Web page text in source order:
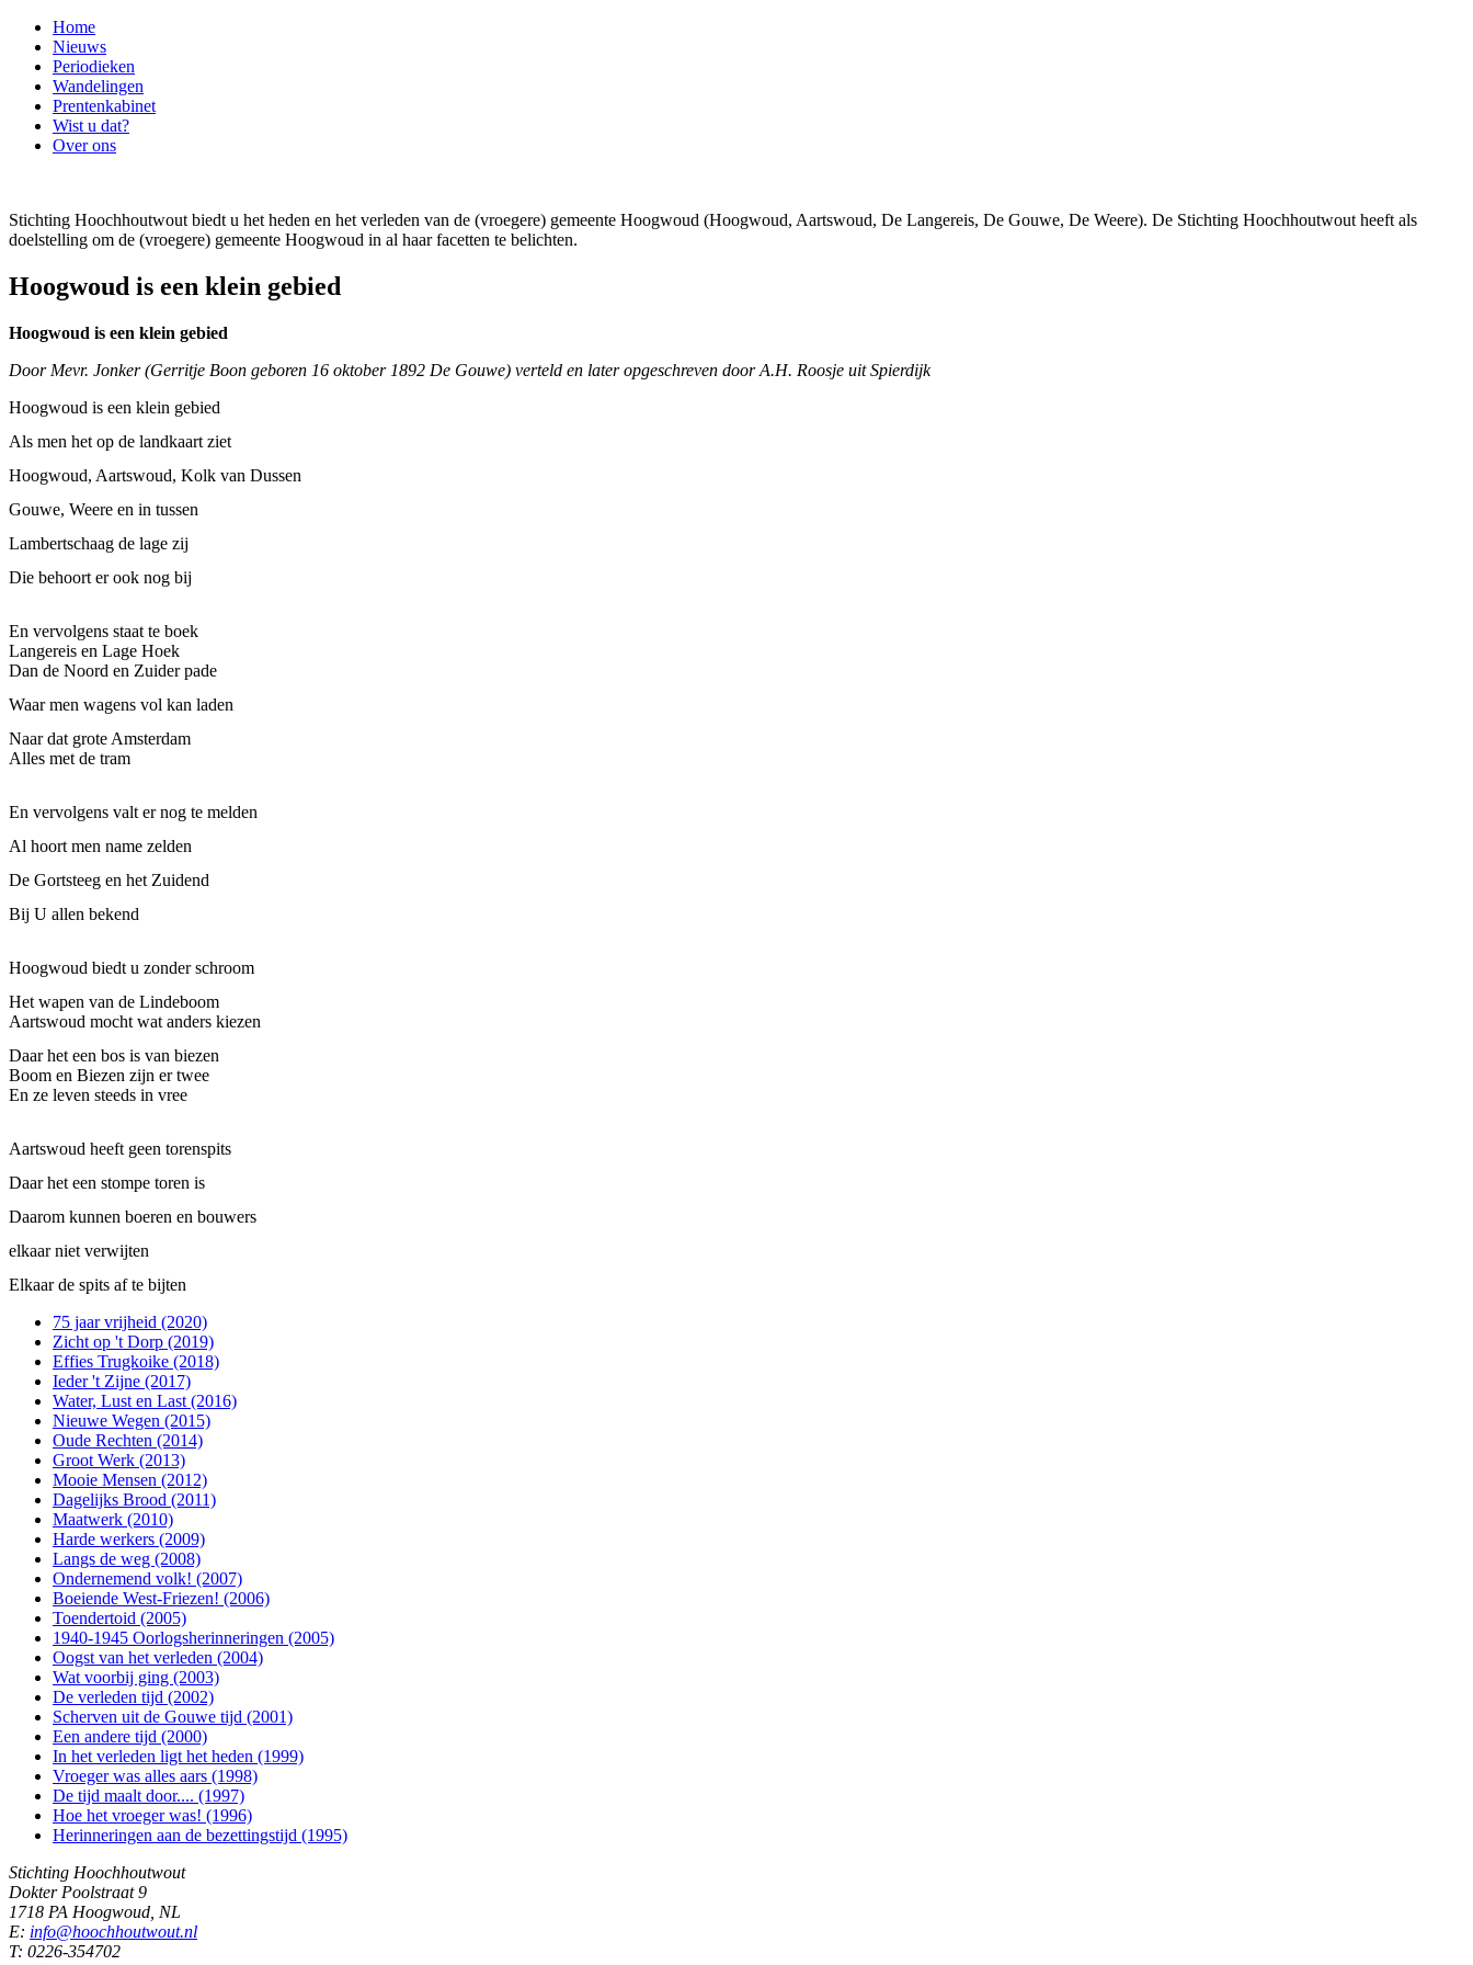
Home
Nieuws
Periodieken
Wandelingen
Prentenkabinet
Wist u dat?
Over ons
Stichting Hoochhoutwout biedt u het heden en het verleden van de (vroegere) gemeente Hoogwoud (Hoogwoud, Aartswoud, De Langereis, De Gouwe, De Weere). De Stichting Hoochhoutwout heeft als
doelstelling om de (vroegere) gemeente Hoogwoud in al haar facetten te belichten.
Hoogwoud is een klein gebied
Hoogwoud is een klein gebied
Door Mevr. Jonker (Gerritje Boon geboren 16 oktober 1892 De Gouwe) verteld en later opgeschreven door A.H. Roosje uit Spierdijk
Hoogwoud is een klein gebied
Als men het op de landkaart ziet
Hoogwoud, Aartswoud, Kolk van Dussen
Gouwe, Weere en in tussen
Lambertschaag de lage zij
Die behoort er ook nog bij
En vervolgens staat te boek
Langereis en Lage Hoek
Dan de Noord en Zuider pade
Waar men wagens vol kan laden
Naar dat grote Amsterdam
Alles met de tram
En vervolgens valt er nog te melden
Al hoort men name zelden
De Gortsteeg en het Zuidend
Bij U allen bekend
Hoogwoud biedt u zonder schroom
Het wapen van de Lindeboom
Aartswoud mocht wat anders kiezen
Daar het een bos is van biezen
Boom en Biezen zijn er twee
En ze leven steeds in vree
Aartswoud heeft geen torenspits
Daar het een stompe toren is
Daarom kunnen boeren en bouwers
elkaar niet verwijten
Elkaar de spits af te bijten
75 jaar vrijheid (2020)
Zicht op 't Dorp (2019)
Effies Trugkoike (2018)
Ieder 't Zijne (2017)
Water, Lust en Last (2016)
Nieuwe Wegen (2015)
Oude Rechten (2014)
Groot Werk (2013)
Mooie Mensen (2012)
Dagelijks Brood (2011)
Maatwerk (2010)
Harde werkers (2009)
Langs de weg (2008)
Ondernemend volk! (2007)
Boeiende West-Friezen! (2006)
Toendertoid (2005)
1940-1945 Oorlogsherinneringen (2005)
Oogst van het verleden (2004)
Wat voorbij ging (2003)
De verleden tijd (2002)
Scherven uit de Gouwe tijd (2001)
Een andere tijd (2000)
In het verleden ligt het heden (1999)
Vroeger was alles aars (1998)
De tijd maalt door.... (1997)
Hoe het vroeger was! (1996)
Herinneringen aan de bezettingstijd (1995)
Stichting Hoochhoutwout
Dokter Poolstraat 9
1718 PA Hoogwoud, NL
E: info@hoochhoutwout.nl
T: 0226-354702